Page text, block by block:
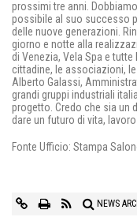
prossimi tre anni.
possibile al suo successo
delle nuove generazioni.
giorno e notte alla
di Venezia, Vela Spa e
cittadine, le associazioni,
Alberto Galassi,
grandi gruppi industriali
progetto. Credo che sia un
dare un futuro di vita,
Fonte Ufficio: Stampa
NEWS